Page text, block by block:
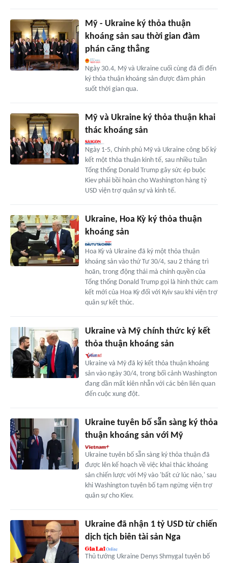
Mỹ - Ukraine ký thỏa thuận
khoáng sản sau thời gian đàm
phán căng thẳng
Ngày 30.4, Mỹ và Ukraine cuối cùng đã đi đến
ký thỏa thuận khoáng sản được đàm phán
suốt thời gian qua.
Mỹ và Ukraine ký thỏa thuận khai
thác khoáng sản
Ngày 1-5, Chính phủ Mỹ và Ukraine công bố ký
kết một thỏa thuận kinh tế, sau nhiều tuần
Tổng thống Donald Trump gây sức ép buộc
Kiev phải bồi hoàn cho Washington hàng tỷ
USD viện trợ quân sự và kinh tế.
Ukraine, Hoa Kỳ ký thỏa thuận
khoáng sản
Hoa Kỳ và Ukraine đã ký một thỏa thuận
khoáng sản vào thứ Tư 30/4, sau 2 tháng trì
hoãn, trong động thái mà chính quyền của
Tổng thống Donald Trump gọi là hình thức cam
kết mới của Hoa Kỳ đối với Kyiv sau khi viện trợ
quân sự kết thúc.
Ukraine và Mỹ chính thức ký kết
thỏa thuận khoáng sản
Ukraine và Mỹ đã ký kết thỏa thuận khoáng
sản vào ngày 30/4, trong bối cảnh Washington
đang dần mất kiên nhẫn với các bên liên quan
đến cuộc xung đột.
Ukraine tuyên bố sẵn sàng ký thỏa
thuận khoáng sản với Mỹ
Ukraine tuyên bố sẵn sàng ký thỏa thuận đã
được lên kế hoạch về việc khai thác khoáng
sản chiến lược với Mỹ vào 'bất cứ lúc nào,' sau
khi Washington tuyên bố tạm ngừng viện trợ
quân sự cho Kiev.
Ukraine đã nhận 1 tỷ USD từ chiến
dịch tịch biên tài sản Nga
Thủ tướng Ukraine Denys Shmygal tuyên bố